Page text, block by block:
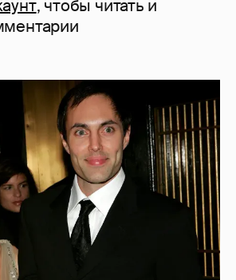
, чтобы читать и